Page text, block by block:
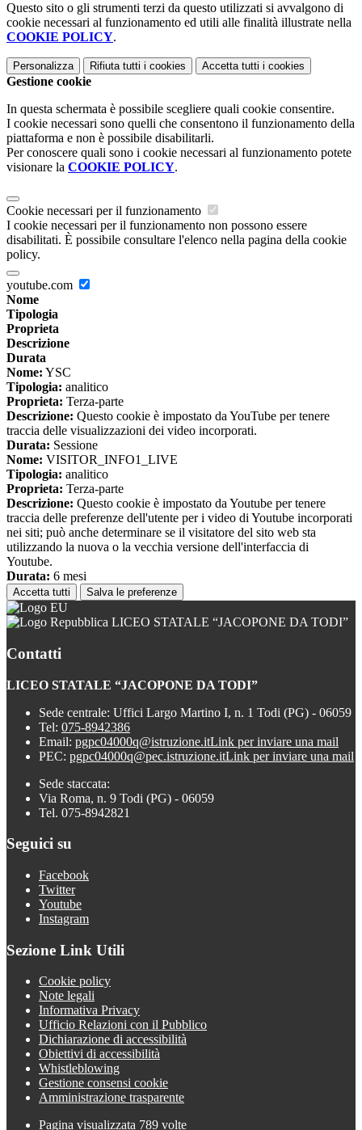
Questo sito o gli strumenti terzi da questo utilizzati si avvalgono di
cookie necessari al funzionamento ed utili alle finalità illustrate nella
COOKIE POLICY.
Personalizza Rifiuta tutti i cookies Accetta tutti i cookies
Gestione cookie
In questa schermata è possibile scegliere quali cookie consentire.
I cookie necessari sono quelli che consentono il funzionamento della
piattaforma e non è possibile disabilitarli.
Per conoscere quali sono i cookie necessari al funzionamento potete
visionare la COOKIE POLICY.
Cookie necessari per il funzionamento
I cookie necessari per il funzionamento non possono essere
disabilitati. È possibile consultare l'elenco nella pagina della cookie
policy.
youtube.com
Nome
Tipologia
Proprieta
Descrizione
Durata
Nome: YSC
Tipologia: analitico
Proprieta: Terza-parte
Descrizione: Questo cookie è impostato da YouTube per tenere
traccia delle visualizzazioni dei video incorporati.
Durata: Sessione
Nome: VISITOR_INFO1_LIVE
Tipologia: analitico
Proprieta: Terza-parte
Descrizione: Questo cookie è impostato da Youtube per tenere
traccia delle preferenze dell'utente per i video di Youtube incorporati
nei siti; può anche determinare se il visitatore del sito web sta
utilizzando la nuova o la vecchia versione dell'interfaccia di
Youtube.
Durata: 6 mesi
Accetta tutti Salva le preferenze
LICEO STATALE “JACOPONE DA TODI”
Contatti
LICEO STATALE “JACOPONE DA TODI”
Sede centrale: Uffici Largo Martino I, n. 1 Todi (PG) - 06059
Tel: 075-8942386
Email: pgpc04000q@istruzione.itLink per inviare una mail
PEC: pgpc04000q@pec.istruzione.itLink per inviare una mail
Sede staccata:
Via Roma, n. 9 Todi (PG) - 06059
Tel. 075-8942821
Seguici su
Facebook
Twitter
Youtube
Instagram
Sezione Link Utili
Cookie policy
Note legali
Informativa Privacy
Ufficio Relazioni con il Pubblico
Dichiarazione di accessibilità
Obiettivi di accessibilità
Whistleblowing
Gestione consensi cookie
Amministrazione trasparente
Pagina visualizzata 789 volte